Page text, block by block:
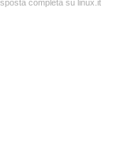
completa su linux.it